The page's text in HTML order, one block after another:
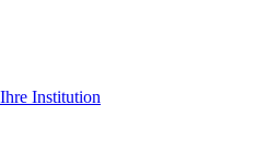
Institution